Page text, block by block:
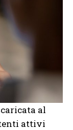
al
attivi